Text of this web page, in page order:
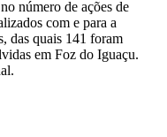
número de ações de
com e para a
das quais 141 foram
em Foz do Iguaçu.